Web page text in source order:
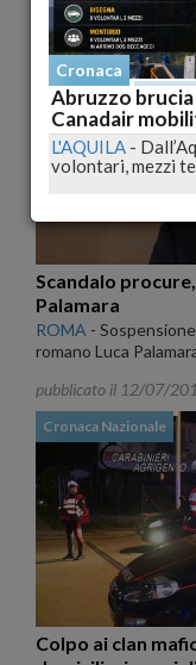
pubblicato il 12/07/
Cronaca Nazionale
Scandalo
Palamara
ROMA -
romano Luca
pubblicato il 12/07/
Cronaca Nazionale
Colpo ai clan
Cronaca
Abruzzo
Canadair
L'AQUILA -
volontari, mezzi